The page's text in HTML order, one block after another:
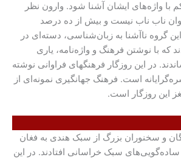
با واژه‌های ایشان آشنا شود. وارون نظر
ناب ناب نیست و بیش از ده درصد
این گروه ناآشنا به زبان‌شناسی، دسته‌ای در
که با نوشتن فرهنگ و واژه‌نامه، یاری
در این روزگار فرهنگهای فراوانی نوشته
است. فرهنگ جهانگیری نمونه‌ای از
این روزگار است.
و سخنوران بزرگ از سبک هندی به فغان
ساده‌گویی‌های سبک خراسانی افتادند. در این